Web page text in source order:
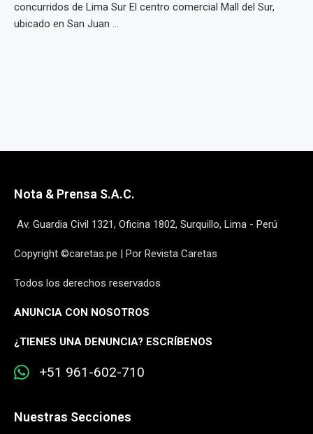
concurridos de Lima Sur El centro comercial Mall del Sur,
ubicado en San Juan ...
Nota & Prensa S.A.C.
Av. Guardia Civil 1321, Oficina 1802, Surquillo, Lima - Perú
Copyright ©caretas.pe | Por Revista Caretas
Todos los derechos reservados
ANUNCIA CON NOSOTROS
¿TIENES UNA DENUNCIA? ESCRÍBENOS
+51 961-602-710
Nuestras Secciones